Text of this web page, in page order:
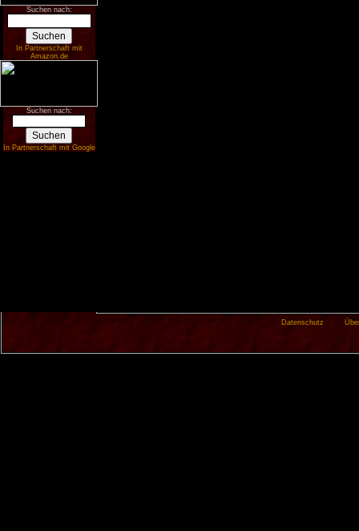
Suchen nach:
In Partnerschaft mit
Amazon.de
Suchen nach:
In Partnerschaft mit Google
Datenschutz